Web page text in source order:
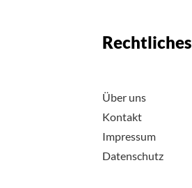
Rechtliches
Über uns
Kontakt
Impressum
Datenschutz